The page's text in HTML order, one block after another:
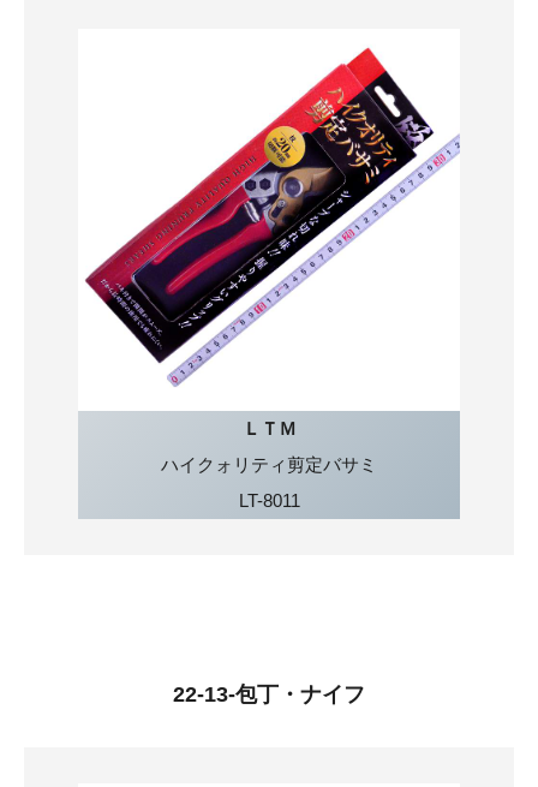
ＬＴＭ
ハイクォリティ剪定バサミ
LT-8011
22-13-包丁・ナイフ